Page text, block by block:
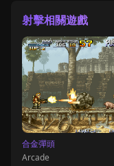
射擊相關遊戲
合金彈頭
Arcade